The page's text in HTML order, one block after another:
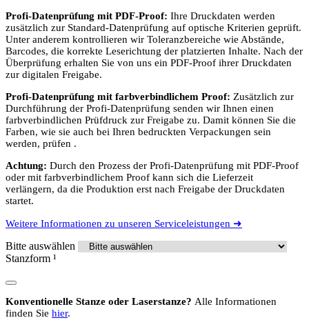
Profi-Datenprüfung mit PDF-Proof: Ihre Druckdaten werden
zusätzlich zur Standard-Datenprüfung auf optische Kriterien geprüft.
Unter anderem kontrollieren wir Toleranzbereiche wie Abstände,
Barcodes, die korrekte Leserichtung der platzierten Inhalte. Nach der
Überprüfung erhalten Sie von uns ein PDF-Proof ihrer Druckdaten
zur digitalen Freigabe.
Profi-Datenprüfung mit farbverbindlichem Proof: Zusätzlich zur
Durchführung der Profi-Datenprüfung senden wir Ihnen einen
farbverbindlichen Prüfdruck zur Freigabe zu. Damit können Sie die
Farben, wie sie auch bei Ihren bedruckten Verpackungen sein
werden, prüfen .
Achtung: Durch den Prozess der Profi-Datenprüfung mit PDF-Proof
oder mit farbverbindlichem Proof kann sich die Lieferzeit
verlängern, da die Produktion erst nach Freigabe der Druckdaten
startet.
Weitere Informationen zu unseren Serviceleistungen ➜
Bitte auswählen
Stanzform ¹
Konventionelle Stanze oder Laserstanze? Alle Informationen
finden Sie hier.